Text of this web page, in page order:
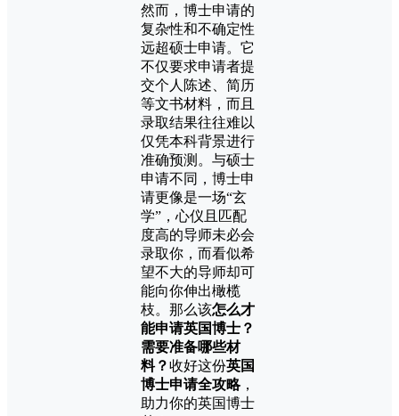
然而，博士申请的
复杂性和不确定性
远超硕士申请。它
不仅要求申请者提
交个人陈述、简历
等文书材料，而且
录取结果往往难以
仅凭本科背景进行
准确预测。与硕士
申请不同，博士申
请更像是一场“玄
学”，心仪且匹配
度高的导师未必会
录取你，而看似希
望不大的导师却可
能向你伸出橄榄
枝。那么该怎么才
能申请英国博士？
需要准备哪些材
料？收好这份英国
博士申请全攻略，
助力你的英国博士